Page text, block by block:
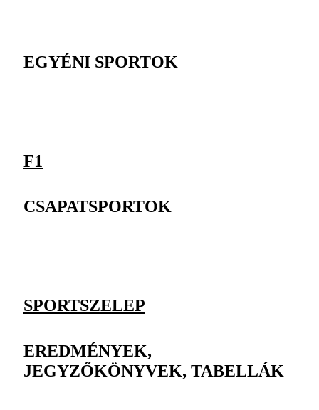
EGYÉNI SPORTOK
F1
CSAPATSPORTOK
SPORTSZELEP
EREDMÉNYEK,
JEGYZŐKÖNYVEK, TABELLÁK